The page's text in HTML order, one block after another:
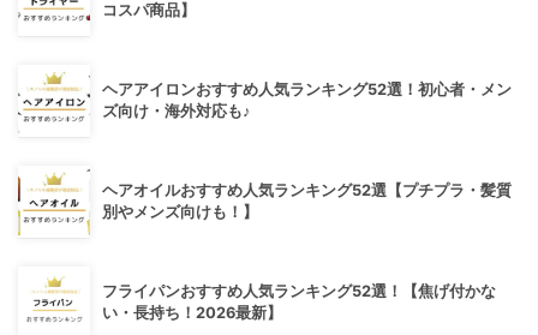
コスパ商品】
ヘアアイロンおすすめ人気ランキング52選！初心者・メン
ズ向け・海外対応も♪
ヘアオイルおすすめ人気ランキング52選【プチプラ・髪質
別やメンズ向けも！】
フライパンおすすめ人気ランキング52選！【焦げ付かな
い・長持ち！2026最新】